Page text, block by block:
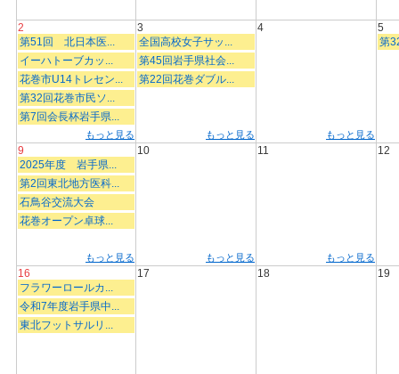
2
第51回 北日本医...
イーハトーブカッ...
花巻市U14トレセン...
第32回花巻市民ソ...
第7回会長杯岩手県...
もっと見る
3
全国高校女子サッ...
第45回岩手県社会...
第22回花巻ダブル...
もっと見る
4
もっと見る
5
第
9
2025年度 岩手県...
第2回東北地方医科...
石鳥谷交流大会
花巻オープン卓球...
もっと見る
10
もっと見る
11
もっと見る
12
16
フラワーロールカ...
令和7年度岩手県中...
東北フットサルリ...
17 18 19